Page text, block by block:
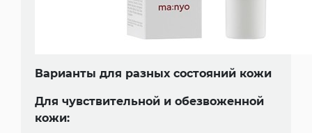
Варианты для разных состояний кожи
Для чувствительной и обезвоженной
кожи: